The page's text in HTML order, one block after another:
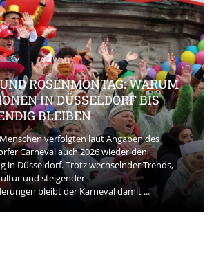
ROSENMONTAG: WARUM
IN DÜSSELDORF BIS
BLEIBEN
verfolgten laut Angaben des
Carneval auch 2026 wieder den
in Düsseldorf. Trotz wechselnder Trends,
und steigender
bleibt der Karneval damit ...